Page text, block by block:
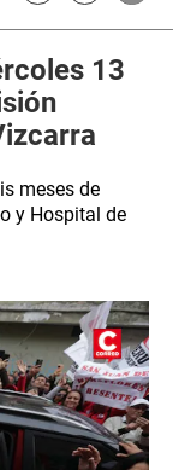
13
meses de
y Hospital de